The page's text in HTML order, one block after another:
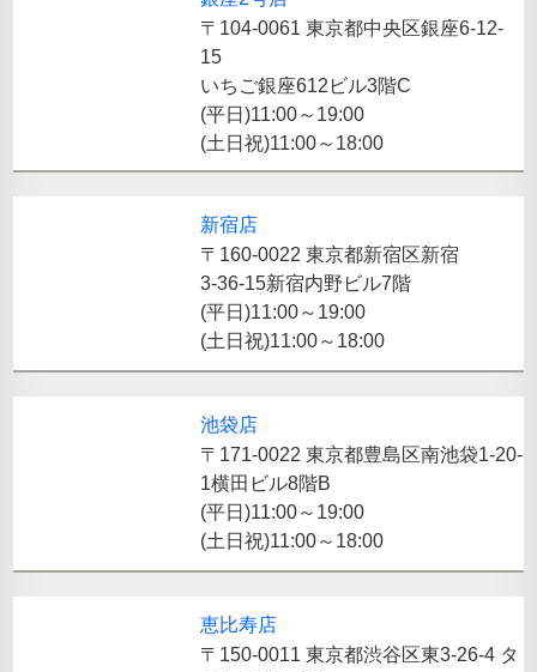
〒104-0061 東京都中央区銀座6-12-
15
いちご銀座612ビル3階C
(平日)11:00～19:00
(土日祝)11:00～18:00
新宿店
〒160-0022 東京都新宿区新宿
3-36-15新宿内野ビル7階
(平日)11:00～19:00
(土日祝)11:00～18:00
池袋店
〒171-0022 東京都豊島区南池袋1-20-
1横田ビル8階B
(平日)11:00～19:00
(土日祝)11:00～18:00
恵比寿店
〒150-0011 東京都渋谷区東3-26-4 タ